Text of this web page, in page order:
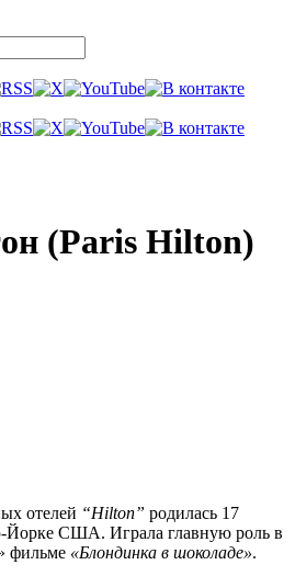
(Paris Hilton)
отелей “Hilton” родилась 17
Йорке США. Играла главную роль в
фильме «Блондинка в шоколаде».